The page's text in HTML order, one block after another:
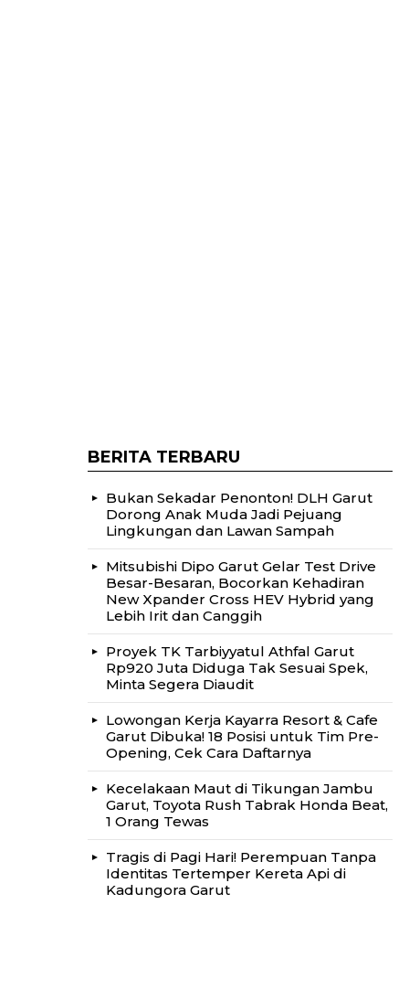
BERITA TERBARU
Bukan Sekadar Penonton! DLH Garut
Dorong Anak Muda Jadi Pejuang
Lingkungan dan Lawan Sampah
Mitsubishi Dipo Garut Gelar Test Drive
Besar-Besaran, Bocorkan Kehadiran
New Xpander Cross HEV Hybrid yang
Lebih Irit dan Canggih
Proyek TK Tarbiyyatul Athfal Garut
Rp920 Juta Diduga Tak Sesuai Spek,
Minta Segera Diaudit
Lowongan Kerja Kayarra Resort & Cafe
Garut Dibuka! 18 Posisi untuk Tim Pre-
Opening, Cek Cara Daftarnya
Kecelakaan Maut di Tikungan Jambu
Garut, Toyota Rush Tabrak Honda Beat,
1 Orang Tewas
Tragis di Pagi Hari! Perempuan Tanpa
Identitas Tertemper Kereta Api di
Kadungora Garut